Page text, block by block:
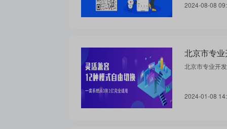
2024-08-08
北京市专业开
2024-01-08